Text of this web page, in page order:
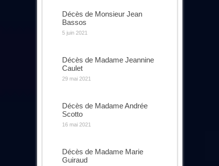
Décès de Monsieur Jean
Bassos
5 juin 2021
Décès de Madame Jeannine
Caulet
29 mai 2021
Décès de Madame Andrée
Scotto
16 mai 2021
Décès de Madame Marie
Guiraud